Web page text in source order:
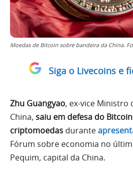
Moedas de Bitcoin sobre bandeira da China.
Siga o Livecoins e
Zhu Guangyao, ex-vice Ministro
China, saiu em defesa do
criptomoedas durante
Fórum sobre economia no
Pequim, capital da China.